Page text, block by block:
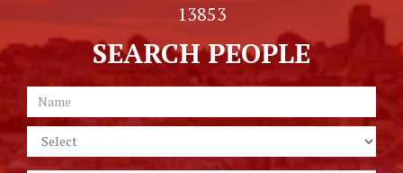
13853
SEARCH PEOPLE